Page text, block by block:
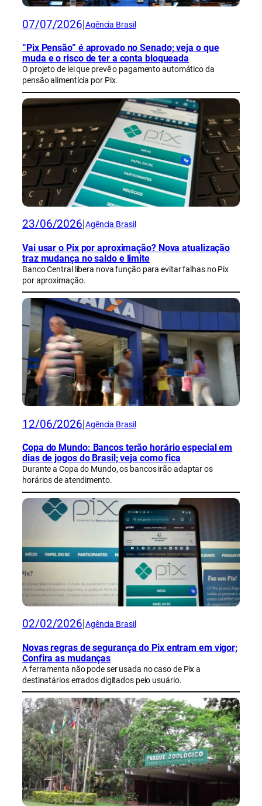
07/07/2026 Agência Brasil
“Pix Pensão” é aprovado no Senado; veja o que
muda e o risco de ter a conta bloqueada
O projeto de lei que prevê o pagamento automático da
pensão alimentícia por Pix.
23/06/2026 Agência Brasil
Vai usar o Pix por aproximação? Nova atualização
traz mudança no saldo e limite
Banco Central libera nova função para evitar falhas no Pix
por aproximação.
12/06/2026 Agência Brasil
Copa do Mundo: Bancos terão horário especial em
dias de jogos do Brasil; veja como fica
Durante a Copa do Mundo, os bancos irão adaptar os
horários de atendimento.
02/02/2026 Agência Brasil
Novas regras de segurança do Pix entram em vigor;
Confira as mudanças
A ferramenta não pode ser usada no caso de Pix a
destinatários errados digitados pelo usuário.